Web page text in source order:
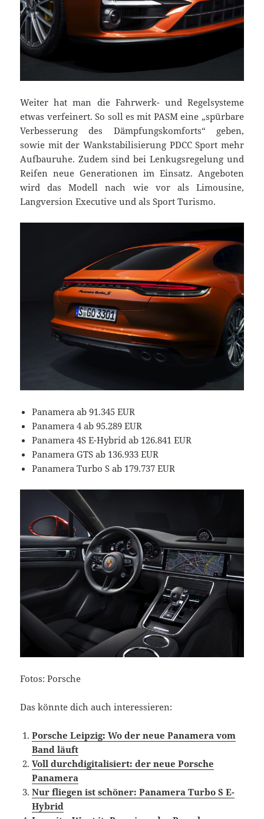
Weiter hat man die Fahrwerk- und Regelsysteme
etwas verfeinert. So soll es mit PASM eine „spürbare
Verbesserung des Dämpfungskomforts“ geben,
sowie mit der Wankstabilisierung PDCC Sport mehr
Aufbauruhe. Zudem sind bei Lenkugsregelung und
Reifen neue Generationen im Einsatz. Angeboten
wird das Modell nach wie vor als Limousine,
Langversion Executive und als Sport Turismo.
Panamera ab 91.345 EUR
Panamera 4 ab 95.289 EUR
Panamera 4S E-Hybrid ab 126.841 EUR
Panamera GTS ab 136.933 EUR
Panamera Turbo S ab 179.737 EUR
Fotos: Porsche
Das könnte dich auch interessieren:
Porsche Leipzig: Wo der neue Panamera vom
Band läuft
Voll durchdigitalisiert: der neue Porsche
Panamera
Nur fliegen ist schöner: Panamera Turbo S E-
Hybrid